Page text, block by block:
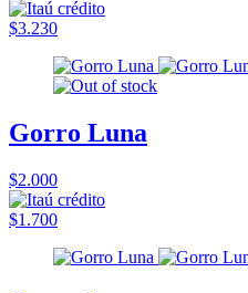
$3.230
Gorro Luna
$2.000
$1.700